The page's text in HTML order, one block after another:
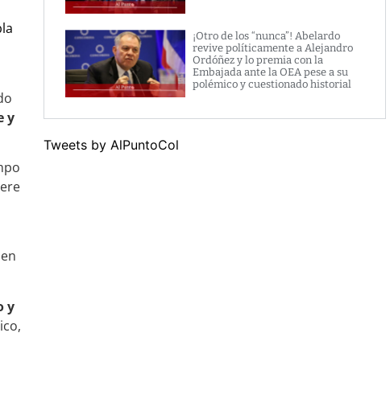
y
y
¡Otro de los “nunca”! Abelardo
revive políticamente a Alejandro
Ordóñez y lo premia con la
Embajada ante la OEA pese a su
polémico y cuestionado historial
Tweets by AlPuntoCol